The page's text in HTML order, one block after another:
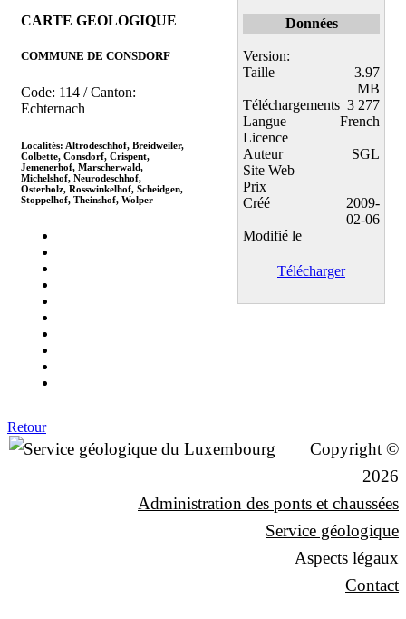
CARTE GEOLOGIQUE
COMMUNE DE CONSDORF
Code: 114 / Canton:
Echternach
Localités: Altrodeschhof, Breidweiler,
Colbette, Consdorf, Crispent,
Jemenerhof, Marscherwald,
Michelshof, Neurodeschhof,
Osterholz, Rosswinkelhof, Scheidgen,
Stoppelhof, Theinshof, Wolper
Données
Version:
Taille
3.97
MB
Téléchargements 3 277
Langue
French
Licence
Auteur
SGL
Site Web
Prix
Créé
2009-
02-06
Modifié le
Télécharger
Retour
Copyright ©
2026
Administration des ponts et chaussées
Service géologique
Aspects légaux
Contact